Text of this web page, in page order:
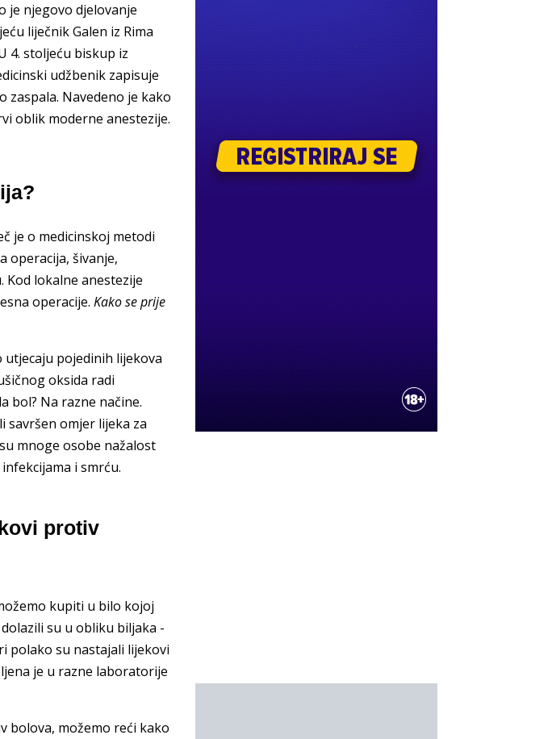
je njegovo djelovanje
liječnik Galen iz Rima
4. stoljeću biskup iz
udžbenik zapisuje
Navedeno je kako
oblik moderne anestezije.
je o medicinskoj metodi
operacija, šivanje,
Kod lokalne anestezije
operacije. Kako se prije
utjecaju pojedinih lijekova
oksida radi
bol? Na razne načine.
savršen omjer lijeka za
mnoge osobe nažalost
i smrću.
protiv
kupiti u bilo kojoj
su u obliku biljaka -
polako su nastajali lijekovi
je u razne laboratorije
bolova, možemo reći kako